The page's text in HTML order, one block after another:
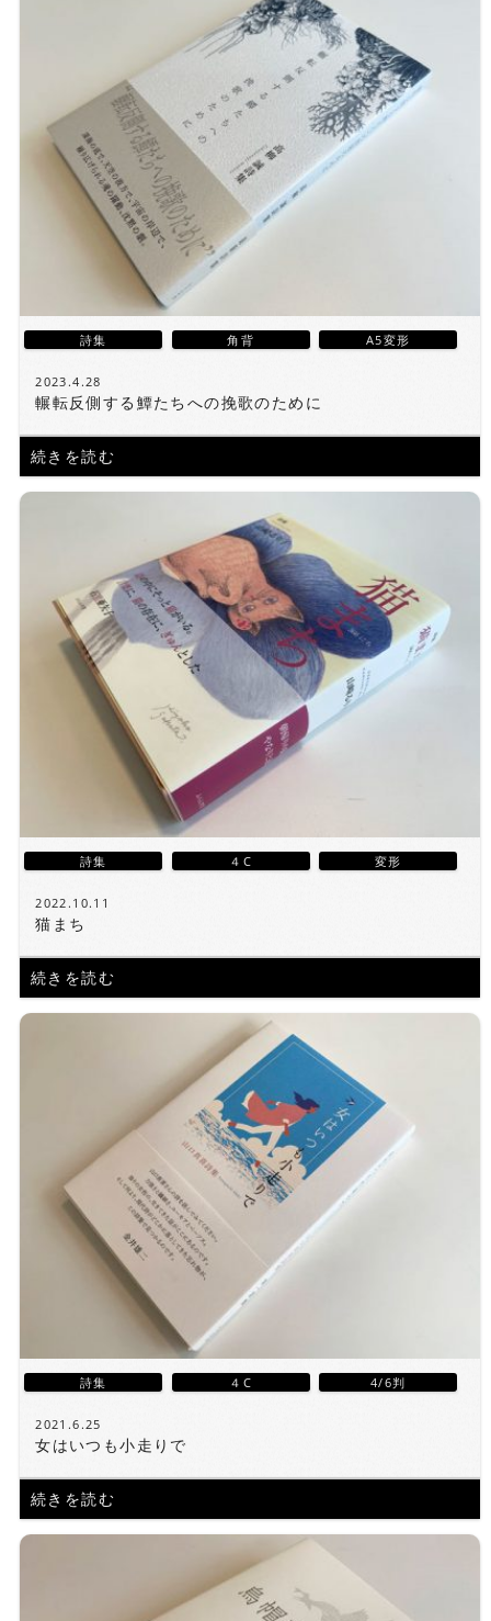
詩集 角背 A5変形
2023.4.28
輾転反側する鱏たちへの挽歌のために
続きを読む
詩集 ４C 変形
2022.10.11
猫まち
続きを読む
詩集 ４C 4/6判
2021.6.25
女はいつも小走りで
続きを読む